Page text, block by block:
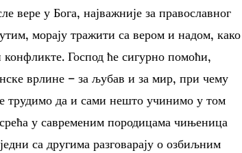
вере у Бога, најважније за православног
морају тражити са вером и надом, како
Господ ће сигурно помоћи,
врлине – за љубав и за мир, при чему
трудимо да и сами нешто учинимо у том
у савременим породицама чињеница
са другима разговарају о озбиљним